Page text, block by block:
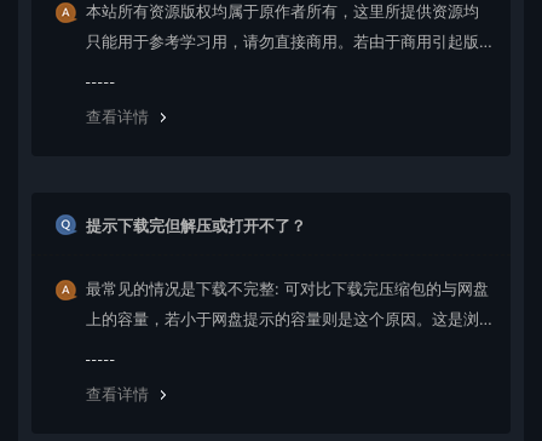
本站所有资源版权均属于原作者所有，这里所提供资源均
只能用于参考学习用，请勿直接商用。若由于商用引起版
查看详情
提示下载完但解压或打开不了？
最常见的情况是下载不完整: 可对比下载完压缩包的与网盘
上的容量，若小于网盘提示的容量则是这个原因。这是浏
查看详情